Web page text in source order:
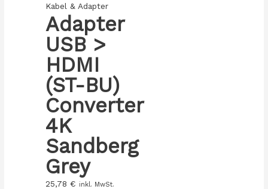
Kabel & Adapter
Adapter
USB >
HDMI
(ST-BU)
Converter
4K
Sandberg
Grey
25,78 € inkl. MwSt.